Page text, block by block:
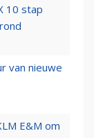
10 stap
van nieuwe
E&M om